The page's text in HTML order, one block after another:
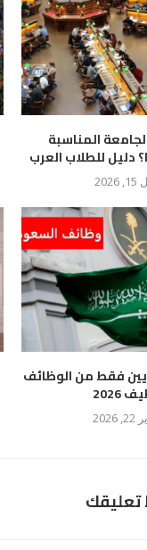
المناسبة
دليل للطلاب العرب
فقط من الوظائف
2026
تعليقك